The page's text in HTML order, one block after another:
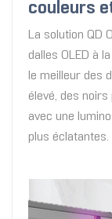
couleurs
La solution QD
dalles OLED à
le meilleur des
élevé, des
avec une
plus éclatantes.